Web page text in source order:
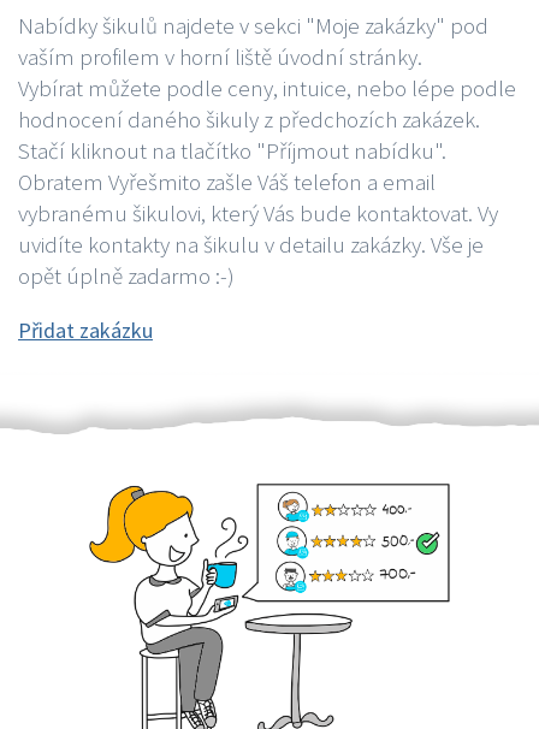
Nabídky šikulů najdete v sekci "Moje zakázky" pod
vaším profilem v horní liště úvodní stránky.
Vybírat můžete podle ceny, intuice, nebo lépe podle
hodnocení daného šikuly z předchozích zakázek.
Stačí kliknout na tlačítko "Příjmout nabídku".
Obratem Vyřešmito zašle Váš telefon a email
vybranému šikulovi, který Vás bude kontaktovat. Vy
uvidíte kontakty na šikulu v detailu zakázky. Vše je
opět úplně zadarmo :-)
Přidat zakázku